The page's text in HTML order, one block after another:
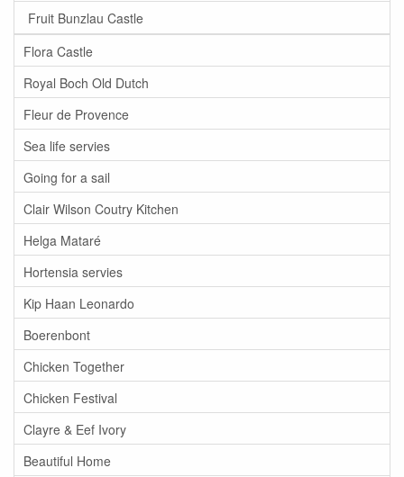
Fruit Bunzlau Castle
Flora Castle
Royal Boch Old Dutch
Fleur de Provence
Sea life servies
Going for a sail
Clair Wilson Coutry Kitchen
Helga Mataré
Hortensia servies
Kip Haan Leonardo
Boerenbont
Chicken Together
Chicken Festival
Clayre & Eef Ivory
Beautiful Home